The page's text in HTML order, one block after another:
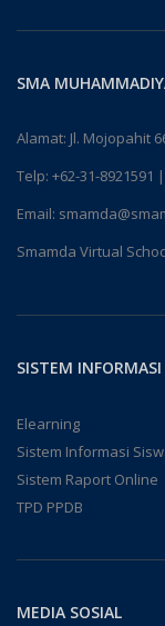
SMA
Alamat: Jl. Mojopahit
Telp: +62-31-8921591
Email:
Smamda Virtual
SISTEM
Elearning
Sistem Informasi
Sistem Raport Online
TPD PPDB
MEDIA SOSIAL